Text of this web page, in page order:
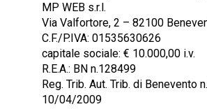
MP WEB s.r.l.
Via Valfortore, 2 – 82100
C.F./P.IVA: 01535630626
capitale sociale: € 10.000,00 i.v.
R.E.A.: BN n.128499
Reg. Trib. Aut. Trib. di Benevento
10/04/2009